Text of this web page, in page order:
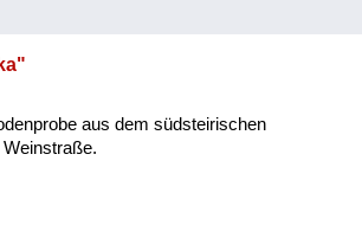
Natur und Landwirtschaft
aus dem südsteirischen